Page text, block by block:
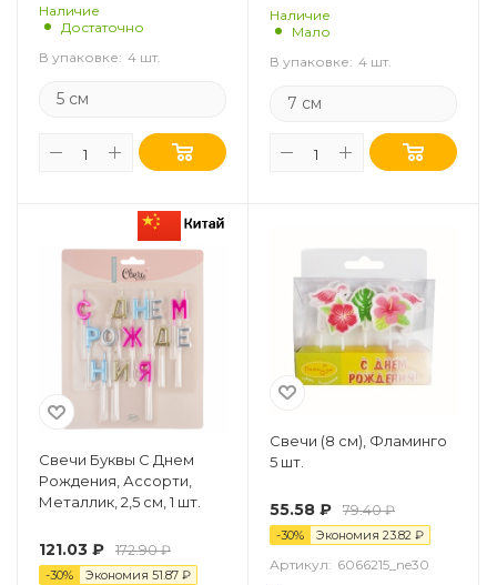
Наличие
Достаточно
В упаковке: 4 шт.
5 см
Наличие
Мало
В упаковке: 4 шт.
7 см
Свечи Буквы С Днем
Рождения, Ассорти,
Металлик, 2,5 см, 1 шт.
121.03 ₽ 172.90₽
-30% Экономия 51.87 ₽
Свечи (8 см), Фламинго
5 шт.
55.58 ₽ 79.40₽
-30% Экономия 23.82 ₽
Артикул: 6066215_ne30